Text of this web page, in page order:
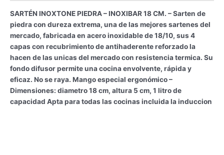
SARTÉN INOXTONE PIEDRA – INOXIBAR 18 CM. – Sarten de
piedra con dureza extrema, una de las mejores sartenes del
mercado, fabricada en acero inoxidable de 18/10, sus 4
capas con recubrimiento de antihaderente reforzado la
hacen de las unicas del mercado con resistencia termica. Su
fondo difusor permite una cocina envolvente, rápida y
eficaz. No se raya. Mango especial ergonómico –
Dimensiones: diametro 18 cm, altura 5 cm, 1 litro de
capacidad Apta para todas las cocinas incluida la induccion